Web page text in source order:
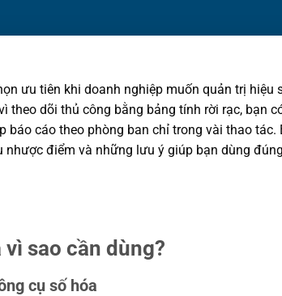
ưu tiên khi doanh nghiệp muốn quản trị hiệu
theo dõi thủ công bằng bảng tính rời rạc, bạn
báo cáo theo phòng ban chỉ trong vài thao
nhược điểm và những lưu ý giúp bạn dùng
sao cần dùng?
cụ số hóa